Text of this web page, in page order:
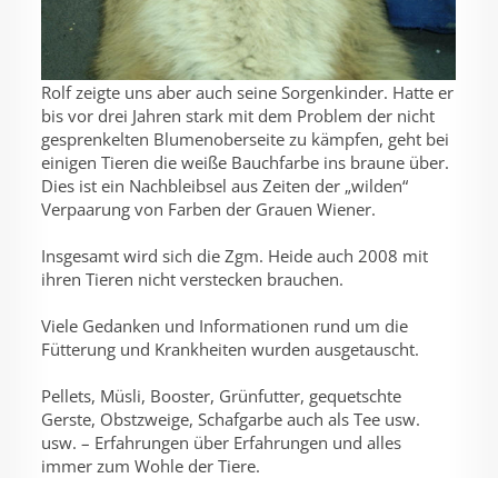
Rolf zeigte uns aber auch seine Sorgenkinder. Hatte er
bis vor drei Jahren stark mit dem Problem der nicht
gesprenkelten Blumenoberseite zu kämpfen, geht bei
einigen Tieren die weiße Bauchfarbe ins braune über.
Dies ist ein Nachbleibsel aus Zeiten der „wilden“
Verpaarung von Farben der Grauen Wiener.
Insgesamt wird sich die Zgm. Heide auch 2008 mit
ihren Tieren nicht verstecken brauchen.
Viele Gedanken und Informationen rund um die
Fütterung und Krankheiten wurden ausgetauscht.
Pellets, Müsli, Booster, Grünfutter, gequetschte
Gerste, Obstzweige, Schafgarbe auch als Tee usw.
usw. – Erfahrungen über Erfahrungen und alles
immer zum Wohle der Tiere.